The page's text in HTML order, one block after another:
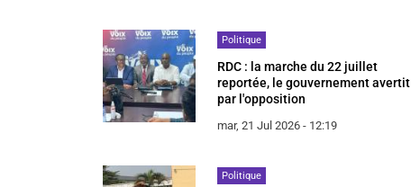
Politique
RDC : la marche du 22 juillet
reportée, le gouvernement avertit
par l'opposition
mar, 21 Jul 2026 - 12:19
Politique